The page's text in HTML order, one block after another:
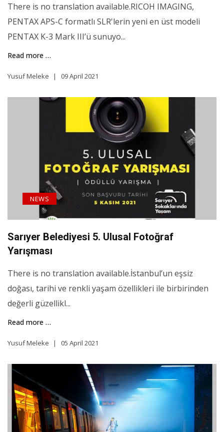
There is no translation available.RICOH IMAGING,
PENTAX APS-C formatlı SLR'lerin yeni en üst modeli
PENTAX K-3 Mark III’ü sunuyo...
Read more …
Yusuf Meleke 09 April 2021
NEWS
Sarıyer Belediyesi 5. Ulusal Fotoğraf
Yarışması
There is no translation available.İstanbul’un eşsiz
doğası, tarihi ve renkli yaşam özellikleri ile birbirinden
değerli güzellikl...
Read more …
Yusuf Meleke 05 April 2021